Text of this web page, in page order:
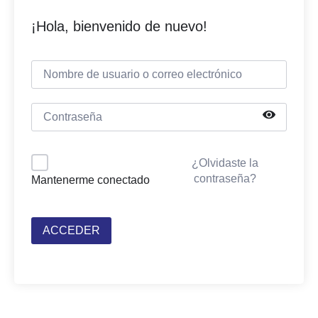
¡Hola, bienvenido de nuevo!
Mantenerme conectado
¿Olvidaste la
contraseña?
ACCEDER